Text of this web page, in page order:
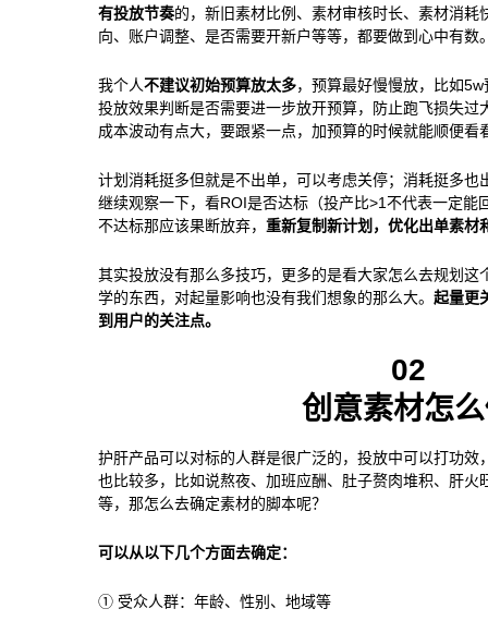
有投放节奏的，新旧素材比例、素材审核时长、素材消耗
向、账户调整、是否需要开新户等等，都要做到心中有数
我个人不建议初始预算放太多，预算最好慢慢放，比如
投放效果判断是否需要进一步放开预算，防止跑飞损失过
成本波动有点大，要跟紧一点，加预算的时候就能顺便看
计划消耗挺多但就是不出单，可以考虑关停；消耗挺多也
继续观察一下，看ROI是否达标（投产比>1不代表一定能
不达标那应该果断放弃， 重新复制新计划，优化出单素材
其实投放没有那么多技巧，更多的是看大家怎么去规划这
学的东西，对起量影响也没有我们想象的那么大。 起量更
到用户的关注点。
02
创意素材怎
护肝产品可以对标的人群是很广泛的，投放中可以打功效
也比较多，比如说熬夜、加班应酬、肚子赘肉堆积、肝火
等，那怎么去确定素材的脚本呢？
可以从以下几个方面去确定：
① 受众人群：年龄、性别、地域等